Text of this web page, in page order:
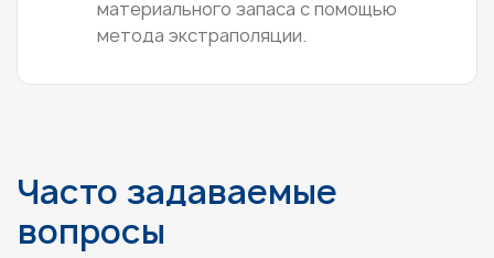
материального запаса с помощью
метода экстраполяции.
Часто задаваемые
вопросы